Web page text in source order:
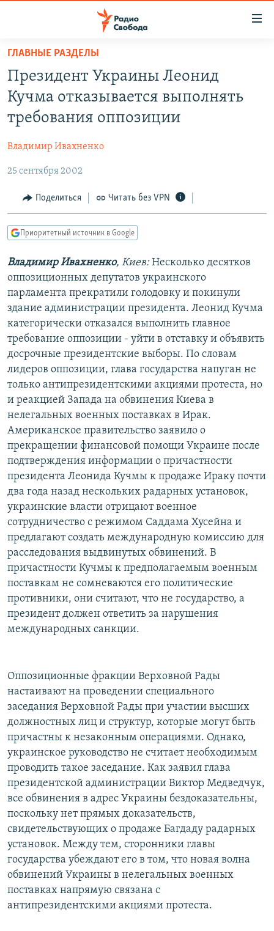
упрощенного
доступа
Вернуться
основному
Вернутся
навигации
Вернутся
поиску
ПОДКАСТЫ
АВТОРСКИЕ ПРОЕКТЫ
МНЕНИЯ
КУЛЬТУРА
IDEL.РЕАЛИИ
СЕВЕР.РЕАЛИИ
СИБИРЬ.РЕАЛИИ
РАСПИСАНИЕ ВЕЩАНИЯ
ПОДПИШИТЕСЬ НА РАССЫЛКУ
СОЦИАЛЬНЫЕ СЕТИ
ГЛАВНЫЕ РАЗДЕЛЫ
Президент Украины Леонид
Кучма отказывается выполнять
требования оппозиции
Владимир Ивахненко
25 сентября 2002
Поделиться Читать без VPN
Приоритетный источник в Google
Владимир Ивахненко, Киев:Несколько десятков
оппозиционных депутатов украинского
парламента прекратили голодовку и покинули
здание администрации президента. Леонид Кучма
категорически отказался выполнить главное
требование оппозиции - уйти в отставку и объявить
досрочные президентские выборы. По словам
лидеров оппозиции, глава государства напуган не
только антипрезидентскими акциями протеста, но
и реакцией Запада на обвинения Киева в
нелегальных военных поставках в Ирак.
Американское правительство заявило о
прекращении финансовой помощи Украине после
подтверждения информации о причастности
президента Леонида Кучмы к продаже Ираку почти
два года назад нескольких радарных установок,
украинские власти отрицают военное
сотрудничество с режимом Саддама Хусейна и
предлагают создать международную комиссию для
расследования выдвинутых обвинений. В
причастности Кучмы к предполагаемым военным
поставкам не сомневаются его политические
противники, они считают, что не государство, а
президент должен ответить за нарушения
международных санкции.
Оппозиционные фракции Верховной Рады
настаивают на проведении специального
заседания Верховной Рады при участии высших
должностных лиц и структур, которые могут быть
причастны к незаконным операциями. Однако,
украинское руководство не считает необходимым
проводить такое заседание. Как заявил глава
президентской администрации Виктор Медведчук,
все обвинения в адрес Украины бездоказательны,
поскольку нет прямых доказательств,
свидетельствующих о продаже Багдаду радарных
установок. Между тем, сторонники главы
государства убеждают его в том, что новая волна
обвинений Украины в нелегальных военных
поставках напрямую связана с
антипрезидентскими акциями протеста.